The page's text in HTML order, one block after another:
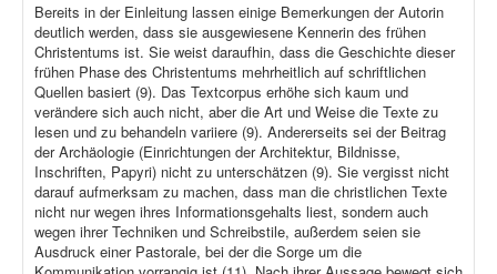
Bereits in der Einleitung lassen einige Bemerkungen der Autorin
deutlich werden, dass sie ausgewiesene Kennerin des frühen
Christentums ist. Sie weist daraufhin, dass die Geschichte dieser
frühen Phase des Christentums mehrheitlich auf schriftlichen
Quellen basiert (9). Das Textcorpus erhöhe sich kaum und
verändere sich auch nicht, aber die Art und Weise die Texte zu
lesen und zu behandeln variiere (9). Andererseits sei der Beitrag
der Archäologie (Einrichtungen der Architektur, Bildnisse,
Inschriften, Papyri) nicht zu unterschätzen (9). Sie vergisst nicht
darauf aufmerksam zu machen, dass man die christlichen Texte
nicht nur wegen ihres Informationsgehalts liest, sondern auch
wegen ihrer Techniken und Schreibstile, außerdem seien sie
Ausdruck einer Pastorale, bei der die Sorge um die